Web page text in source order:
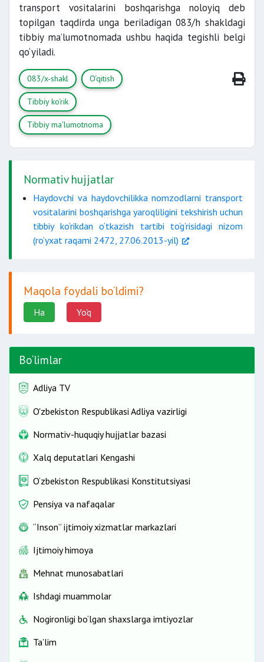
transport vositalarini boshqarishga noloyiq deb
topilgan taqdirda unga beriladigan 083/h shakldagi
tibbiy ma’lumotnomada ushbu haqida tegishli belgi
qo‘yiladi.
083/x-shakl O‘qitish
Tibbiy ko‘rik
Tibbiy ma’lumotnoma
Normativ hujjatlar
Haydovchi va haydovchilikka nomzodlarni transport
vositalarini boshqarishga yaroqliligini tekshirish uchun
tibbiy ko‘rikdan o‘tkazish tartibi to‘g‘risidagi nizom
(ro‘yxat raqami 2472, 27.06.2013-yil)
Maqola foydali bo‘ldimi?
Ha Yo'q
Bo‘limlar
Adliya TV
O'zbekiston Respublikasi Adliya vazirligi
Normativ-huquqiy hujjatlar bazasi
Xalq deputatlari Kengashi
O‘zbekiston Respublikasi Konstitutsiyasi
Pensiya va nafaqalar
“Inson” ijtimoiy xizmatlar markazlari
Ijtimoiy himoya
Mehnat munosabatlari
Ishdagi muammolar
Nogironligi bo‘lgan shaxslarga imtiyozlar
Ta’lim